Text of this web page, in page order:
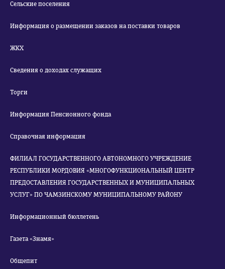
Сельские поселения
Информация о размещении заказов на поставки товаров
ЖКХ
Сведения о доходах служащих
Торги
Информация Пенсионного фонда
Справочная информация
ФИЛИАЛ ГОСУДАРСТВЕННОГО АВТОНОМНОГО УЧРЕЖДЕНИЕ
РЕСПУБЛИКИ МОРДОВИЯ «МНОГОФУНКЦИОНАЛЬНЫЙ ЦЕНТР
ПРЕДОСТАВЛЕНИЯ ГОСУДАРСТВЕННЫХ И МУНИЦИПАЛЬНЫХ
УСЛУГ» ПО ЧАМЗИНСКОМУ МУНИЦИПАЛЬНОМУ РАЙОНУ
Информационный бюллетень
Газета «Знамя»
Общепит